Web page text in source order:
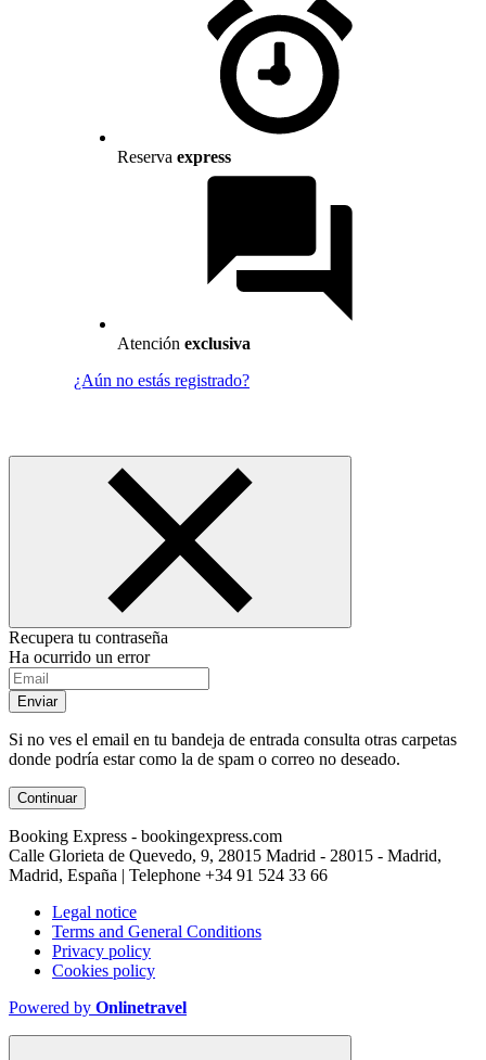
Reserva express
Atención exclusiva
¿Aún no estás registrado?
Recupera tu contraseña
Ha ocurrido un error
Enviar
Si no ves el email en tu bandeja de entrada consulta otras carpetas
donde podría estar como la de spam o correo no deseado.
Continuar
Booking Express - bookingexpress.com
Calle Glorieta de Quevedo, 9, 28015 Madrid - 28015 - Madrid,
Madrid, España | Telephone +34 91 524 33 66
Legal notice
Terms and General Conditions
Privacy policy
Cookies policy
Powered by Onlinetravel